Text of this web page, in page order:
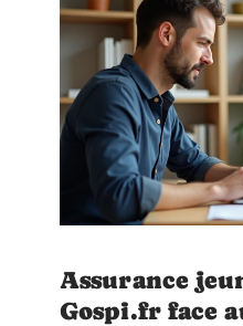
Assurance
Gospi.fr face